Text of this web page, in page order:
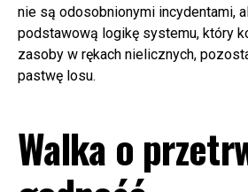
nie są odosobnionymi incydentami,
podstawową logikę systemu, który
zasoby w rękach nielicznych,
pastwę losu.
Walka o